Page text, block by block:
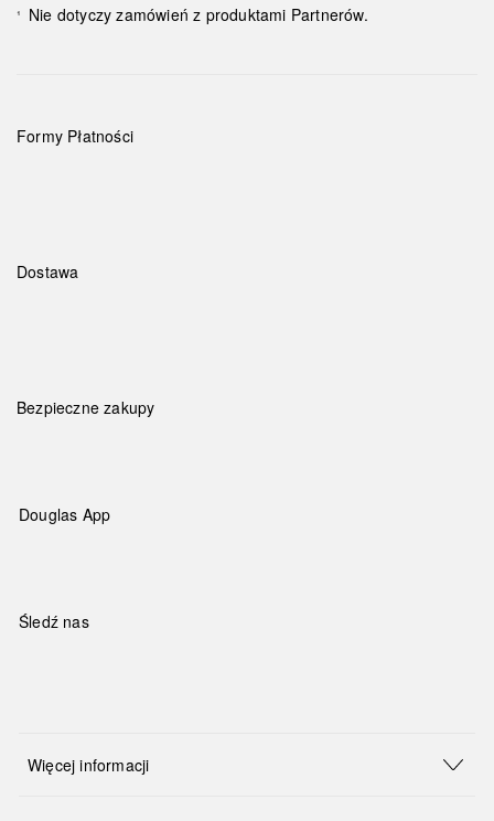
¹ Nie dotyczy zamówień z produktami Partnerów.
Formy Płatności
Dostawa
Bezpieczne zakupy
Douglas App
Śledź nas
Więcej informacji